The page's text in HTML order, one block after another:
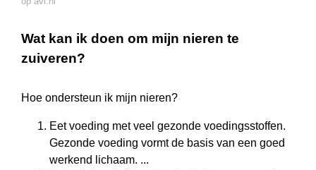
Wat kan ik doen om mijn nieren te
zuiveren?
Hoe ondersteun ik mijn nieren?
Eet voeding met veel gezonde voedingsstoffen.
Gezonde voeding vormt de basis van een goed
werkend lichaam. ...